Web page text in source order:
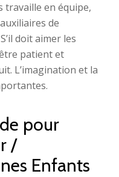
travaille en équipe,
de
doit aimer les
patient et
L’imagination et la
pour
/
Enfants